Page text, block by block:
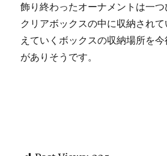
飾り終わったオーナメントは一
クリアボックスの中に収納され
えていくボックスの収納場所を
がありそうです。